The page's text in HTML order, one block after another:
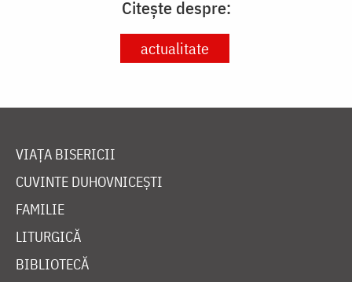
Citește despre:
actualitate
VIAȚA BISERICII
CUVINTE DUHOVNICEȘTI
FAMILIE
LITURGICĂ
BIBLIOTECĂ